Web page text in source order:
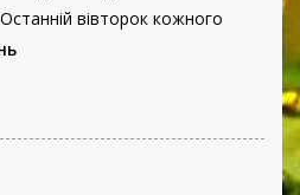
вівторок кожного